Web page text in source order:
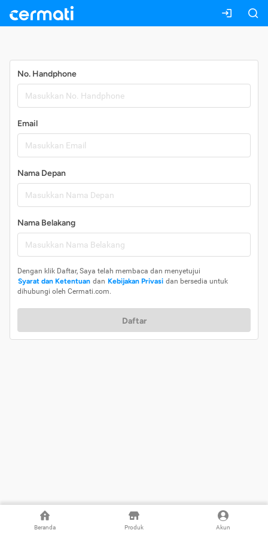
Beranda Produk Akun
No. Handphone
Email
Nama Depan
Nama Belakang
Dengan klik Daftar, Saya telah membaca dan menyetujui
Syarat dan Ketentuan dan Kebijakan Privasi dan bersedia untuk
dihubungi oleh Cermati.com.
Daftar